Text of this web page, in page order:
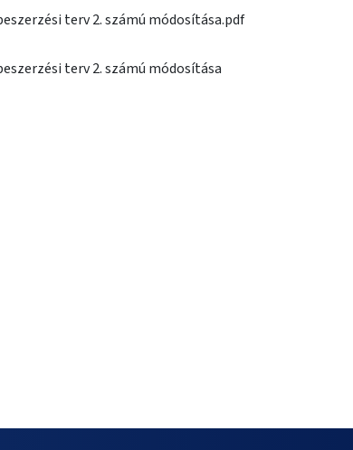
terv 2. számú módosítása.pdf
terv 2. számú módosítása